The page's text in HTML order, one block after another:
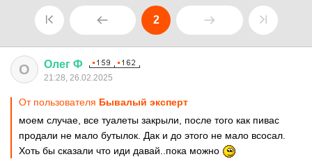
2
О Олег Ф
21:28, 26.02.2025
От пользователя Бывалый эксперт
моем случае, все туалеты закрыли, после того как пивас
продали не мало бутылок. Дак и до этого не мало всосал.
Хоть бы сказали что иди давай..пока можно